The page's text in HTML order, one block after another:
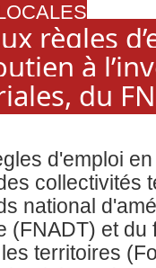
règles
à
du
d'emploi
collectivités
national
(FNADT) et
territoires